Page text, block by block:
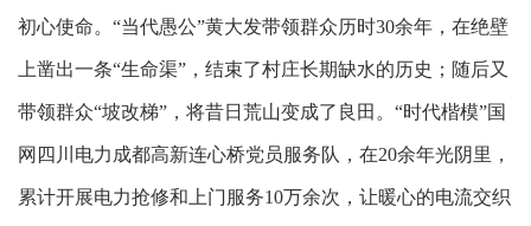
初心使命。“当代愚公”黄大发带领群众历时30余年，在绝壁
上凿出一条“生命渠”，结束了村庄长期缺水的历史；随后又
带领群众“坡改梯”，将昔日荒山变成了良田。“时代楷模”国
网四川电力成都高新连心桥党员服务队，在20余年光阴里，
累计开展电力抢修和上门服务10万余次，让暖心的电流交织